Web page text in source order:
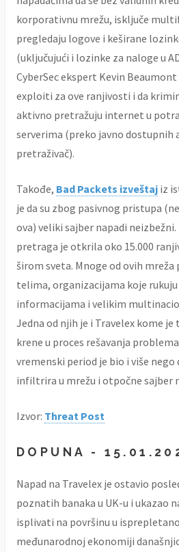
korporativnu mrežu, isključe
pregledaju logove i keširane
(uključujući i lozinke za naloge u
CyberSec ekspert Kevin
exploiti za ove ranjivosti i da
aktivno pretražuju internet u
serverima (preko javno dostupnih
pretraživač).
Takođe, Bad Packets izveštaj iz
je da su zbog pasivnog pristupa
ova) veliki sajber napadi
pretraga je otkrila oko 15.000
širom sveta. Mnoge od ovih mreža
telima, organizacijama koje
informacijama i velikim
Jedna od njih je i Travelex kome je
krene u proces rešavanja
vremenski period je bio i više nego
infiltrira u mrežu i otpočne sajber
Izvor: Threat Post
DOPUNA -
Napad na Travelex je ostavio
poznatih banaka u UK-u i ukazao
isplivati na površinu u
međunarodnoj ekonomiji